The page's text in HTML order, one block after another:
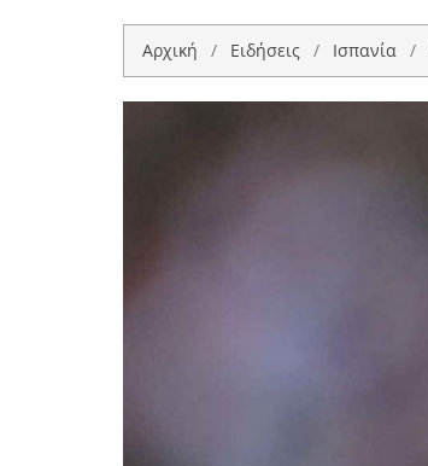
Αρχική Ειδήσεις Ισπανία